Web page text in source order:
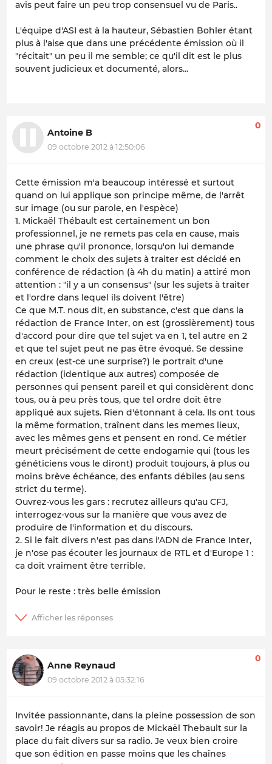
avis peut faire un peu trop consensuel vu de Paris..
L'équipe d'ASI est à la hauteur, Sébastien Bohler étant
plus à l'aise que dans une précédente émission où il
"récitait" un peu il me semble; ce qu'il dit est le plus
souvent judicieux et documenté, alors...
Antoine B
09 octobre 2012 à 12:50:06
0
Cette émission m'a beaucoup intéressé et surtout
quand on lui applique son principe même, de l'arrêt
sur image (ou sur parole, en l'espèce)
1. Mickaël Thébault est certainement un bon
professionnel, je ne remets pas cela en cause, mais
une phrase qu'il prononce, lorsqu'on lui demande
comment le choix des sujets à traiter est décidé en
conférence de rédaction (à 4h du matin) a attiré mon
attention : "il y a un consensus" (sur les sujets à traiter
et l'ordre dans lequel ils doivent l'être)
Ce que M.T. nous dit, en substance, c'est que dans la
rédaction de France Inter, on est (grossièrement) tous
d'accord pour dire que tel sujet va en 1, tel autre en 2
et que tel sujet peut ne pas être évoqué. Se dessine
en creux (est-ce une surprise?) le portrait d'une
rédaction (identique aux autres) composée de
personnes qui pensent pareil et qui considèrent donc
tous, ou à peu près tous, que tel ordre doit être
appliqué aux sujets. Rien d'étonnant à cela. Ils ont tous
la même formation, traînent dans les memes lieux,
avec les mêmes gens et pensent en rond. Ce métier
meurt précisément de cette endogamie qui (tous les
généticiens vous le diront) produit toujours, à plus ou
moins brève échéance, des enfants débiles (au sens
strict du terme).
Ouvrez-vous les gars : recrutez ailleurs qu'au CFJ,
interrogez-vous sur la manière que vous avez de
produire de l'information et du discours.
2. Si le fait divers n'est pas dans l'ADN de France Inter,
je n'ose pas écouter les journaux de RTL et d'Europe 1 :
ca doit vraiment être terrible.
Pour le reste : très belle émission
Anne Reynaud
09 octobre 2012 à 05:32:16
0
Invitée passionnante, dans la pleine possession de son
savoir! Je réagis au propos de Mickaël Thebault sur la
place du fait divers sur sa radio. Je veux bien croire
que son édition en passe moins que les chaînes